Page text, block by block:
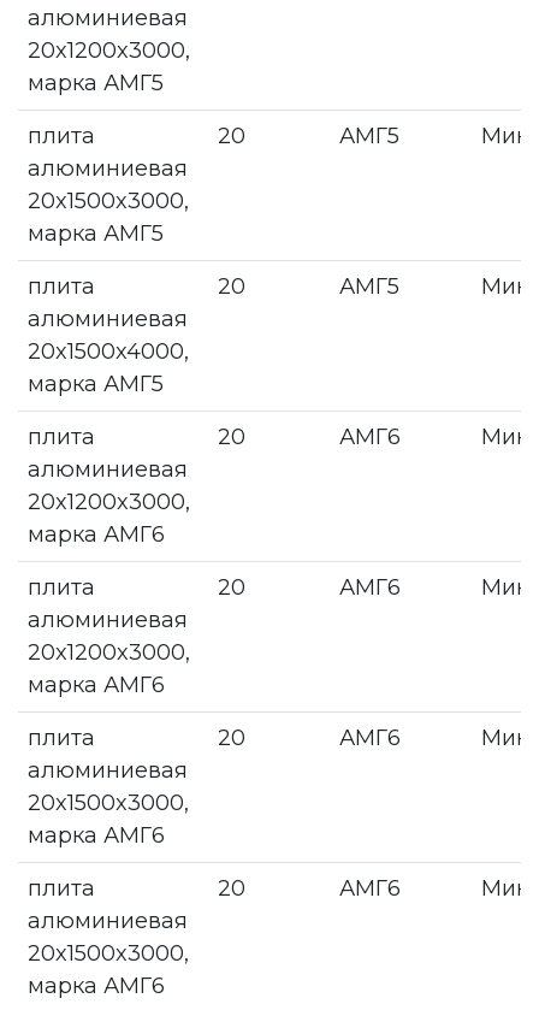
алюминиевая
20x1200x3000,
марка АМГ5
плита
алюминиевая
20x1500x3000,
марка АМГ5
20 АМГ5
плита
алюминиевая
20x1500x4000,
марка АМГ5
20 АМГ5
плита
алюминиевая
20x1200x3000,
марка АМГ6
20 АМГ6
плита
алюминиевая
20x1200x3000,
марка АМГ6
20 АМГ6
плита
алюминиевая
20x1500x3000,
марка АМГ6
20 АМГ6
плита
алюминиевая
20x1500x3000,
марка АМГ6
20 АМГ6